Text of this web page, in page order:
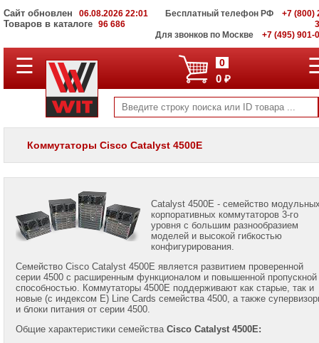
Сайт обновлен 06.08.2026 22:01
Товаров в каталоге 96 686
Бесплатный телефон РФ
+7 (800)
Для звонков по Москве
+7 (495) 901-
Оборудование
InfiniBand
Коммутаторы
Модульные
коммутаторы
Коммутаторы
Cisco
Маршрутизаторы
Cisco
Cisco
Cisco
IP-
☰ 0
0 ₽
Коммутаторы Cisco Catalyst 4500E
Catalyst 4500E - семейство
корпоративных коммутаторов 3-го
уровня c большим разнообразием
моделей и высокой гибкостью
конфигурирования.
Семейство Cisco Catalyst 4500Е является развитием проверенной
серии 4500 с расширенным функционалом и повышенной пропускной
способностью. Коммутаторы 4500Е поддерживают как старые, так и
новые (с индексом Е) Line Cards семейства 4500, а также
и блоки питания от серии 4500.
Общие характеристики семейства Cisco Catalyst 4500Е: